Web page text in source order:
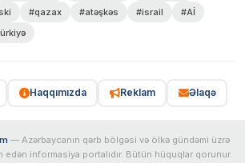
#qazax #atəşkəs #israil
#Aİ
Haqqımızda Reklam Əlaqə
— Azərbaycanın qərb bölgəsi və ölkə gündəmi üzrə
edən informasiya portalıdır. Bütün hüquqlar qorunur.